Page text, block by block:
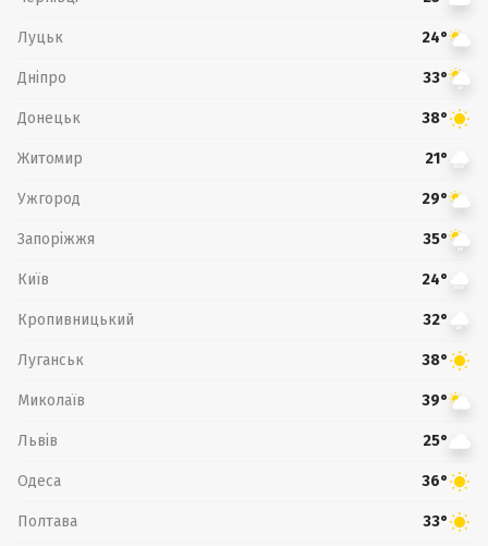
Луцьк 24°
Дніпро 33°
Донецьк 38°
Житомир 21°
Ужгород 29°
Запоріжжя 35°
Київ 24°
Кропивницький 32°
Луганськ 38°
Миколаїв 39°
Львів 25°
Одеса 36°
Полтава 33°